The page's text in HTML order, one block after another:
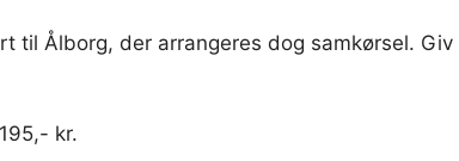
til Ålborg, der arrangeres dog samkørsel.
kr.